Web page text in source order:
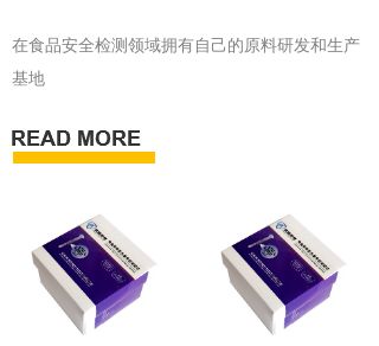
在食品安全检测领域拥有自己的原料研发和生产
基地